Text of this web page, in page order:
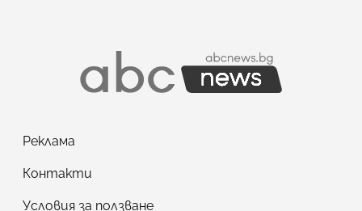
Реклама
Контакти
Условия за ползване